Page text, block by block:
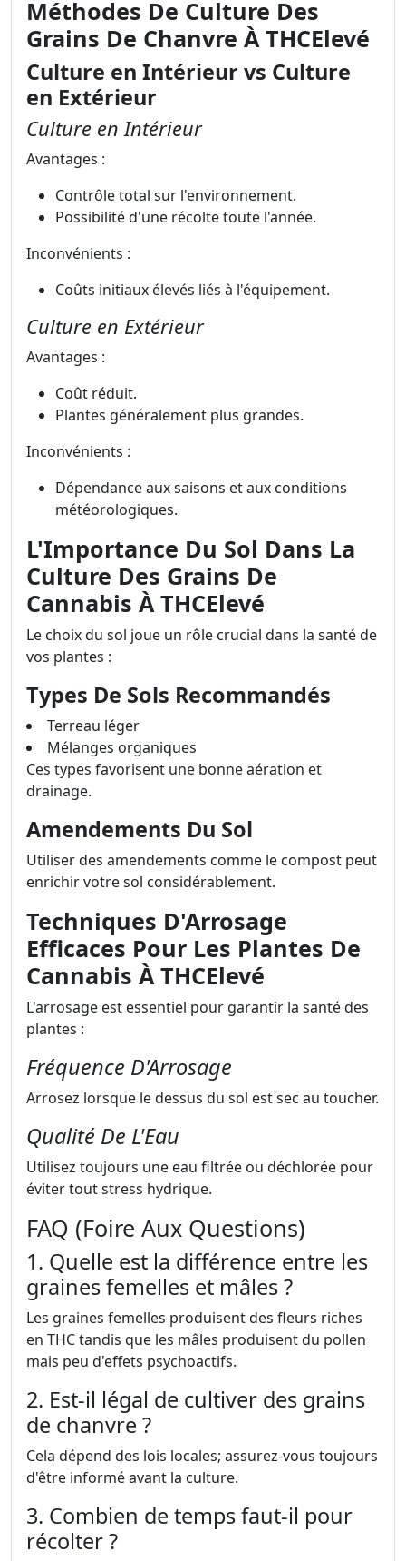
Méthodes De Culture Des
Grains De Chanvre À THCElevé
Culture en Intérieur vs Culture
en Extérieur
Culture en Intérieur
Avantages :
Contrôle total sur l'environnement.
Possibilité d'une récolte toute l'année.
Inconvénients :
Coûts initiaux élevés liés à l'équipement.
Culture en Extérieur
Avantages :
Coût réduit.
Plantes généralement plus grandes.
Inconvénients :
Dépendance aux saisons et aux conditions
météorologiques.
L'Importance Du Sol Dans La
Culture Des Grains De
Cannabis À THCElevé
Le choix du sol joue un rôle crucial dans la santé de
vos plantes :
Types De Sols Recommandés
Terreau léger
Mélanges organiques
Ces types favorisent une bonne aération et
drainage.
Amendements Du Sol
Utiliser des amendements comme le compost peut
enrichir votre sol considérablement.
Techniques D'Arrosage
Efficaces Pour Les Plantes De
Cannabis À THCElevé
L'arrosage est essentiel pour garantir la santé des
plantes :
Fréquence D'Arrosage
Arrosez lorsque le dessus du sol est sec au toucher.
Qualité De L'Eau
Utilisez toujours une eau filtrée ou déchlorée pour
éviter tout stress hydrique.
FAQ (Foire Aux Questions)
1. Quelle est la différence entre les
graines femelles et mâles ?
Les graines femelles produisent des fleurs riches
en THC tandis que les mâles produisent du pollen
mais peu d'effets psychoactifs.
2. Est-il légal de cultiver des grains
de chanvre ?
Cela dépend des lois locales; assurez-vous toujours
d'être informé avant la culture.
3. Combien de temps faut-il pour
récolter ?